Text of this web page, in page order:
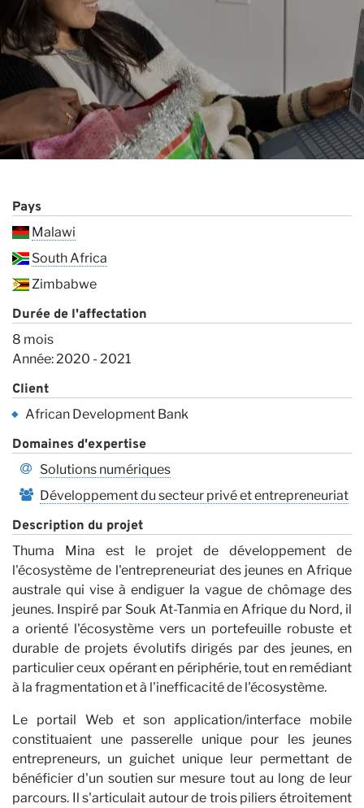
Pays
Malawi
South Africa
Zimbabwe
Durée de l'affectation
8 mois
Année: 2020 - 2021
Client
African Development Bank
Domaines d'expertise
Solutions numériques
Développement du secteur privé et entrepreneuriat
Description du projet
Thuma Mina est le projet de développement de
l'écosystème de l'entrepreneuriat des jeunes en Afrique
australe qui vise à endiguer la vague de chômage des
jeunes. Inspiré par Souk At-Tanmia en Afrique du Nord, il
a orienté l'écosystème vers un portefeuille robuste et
durable de projets évolutifs dirigés par des jeunes, en
particulier ceux opérant en périphérie, tout en remédiant
à la fragmentation et à l'inefficacité de l'écosystème.
Le portail Web et son application/interface mobile
constituaient une passerelle unique pour les jeunes
entrepreneurs, un guichet unique leur permettant de
bénéficier d'un soutien sur mesure tout au long de leur
parcours. Il s'articulait autour de trois piliers étroitement